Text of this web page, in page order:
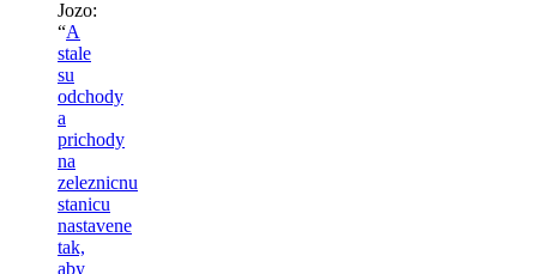
Jozo:
“A
stale
su
odchody
a
prichody
na
zeleznicnu
stanicu
nastavene
tak,
aby